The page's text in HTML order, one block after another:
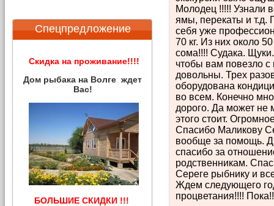
Спецпредложение
Скидка на проживание!!!!
Дом рыбака на Волге ждет
Вас!
БОЛЬШИЕ СКИДКИ !!!
Молодец !!!!! Узнали
ямы, перекаты и т.д.
себя уже
70 кг. Из них около
сома!!!! Судака.
чтобы вам повезло с
довольны. Трех
оборудована
во всем. Конечно
дорого. Да может не
этого стоит.
Спасибо Маликову
вообще за помощь.
спасибо за
родственникам.
Сереге рыбнику и
Ждем следующего
процветания!!!!